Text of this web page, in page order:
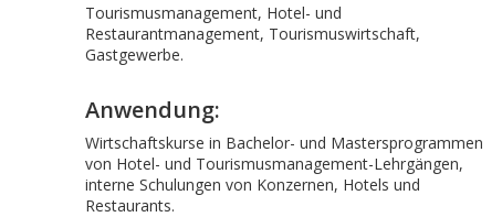
Tourismusmanagement, Hotel- und
Restaurantmanagement, Tourismuswirtschaft,
Gastgewerbe.
Anwendung:
Wirtschaftskurse in Bachelor- und Mastersprogrammen
von Hotel- und Tourismusmanagement-Lehrgängen,
interne Schulungen von Konzernen, Hotels und
Restaurants.